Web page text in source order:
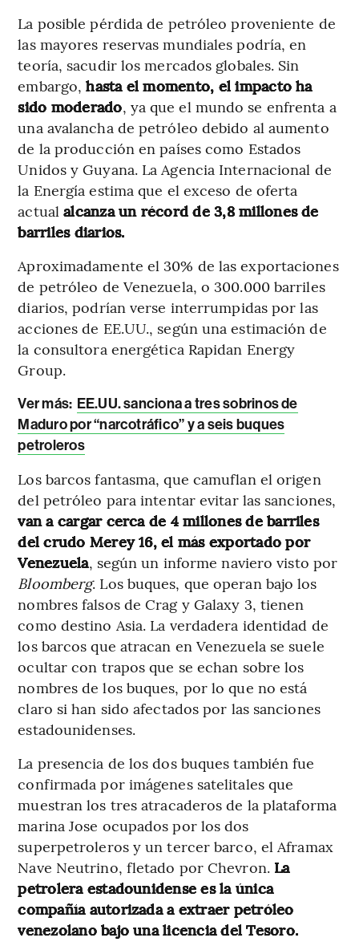
La posible pérdida de petróleo proveniente de
las mayores reservas mundiales podría, en
teoría, sacudir los mercados globales. Sin
embargo,hasta el momento, el impacto ha
sido moderado, ya que el mundo se enfrenta a
una avalancha de petróleo debido al aumento
de la producción en países como Estados
Unidos y Guyana. La Agencia Internacional de
la Energía estima que el exceso de oferta
actualalcanza un récord de 3,8 millones de
barriles diarios.
Aproximadamente el 30% de las exportaciones
de petróleo de Venezuela, o 300.000 barriles
diarios, podrían verse interrumpidas por las
acciones de EE.UU., según una estimación de
la consultora energética Rapidan Energy
Group.
Ver más: EE.UU. sanciona a tres sobrinos de
Maduro por “narcotráfico” y a seis buques
petroleros
Los barcos fantasma, que camuflan el origen
del petróleo para intentar evitar las sanciones,
van a cargar cerca de 4 millones de barriles
del crudo Merey 16, el más exportado por
Venezuela, según un informe naviero visto por
Bloomberg. Los buques, que operan bajo los
nombres falsos de Crag y Galaxy 3, tienen
como destino Asia. La verdadera identidad de
los barcos que atracan en Venezuela se suele
ocultar con trapos que se echan sobre los
nombres de los buques, por lo que no está
claro si han sido afectados por las sanciones
estadounidenses.
La presencia de los dos buques también fue
confirmada por imágenes satelitales que
muestran los tres atracaderos de la plataforma
marina Jose ocupados por los dos
superpetroleros y un tercer barco, el Aframax
Nave Neutrino, fletado por Chevron. La
petrolera estadounidense es la única
compañía autorizada a extraer petróleo
venezolano bajo una licencia del Tesoro.